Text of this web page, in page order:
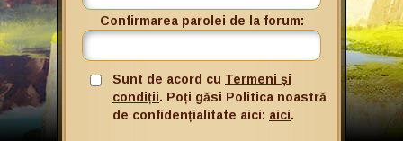
Confirmarea parolei de la forum:
Sunt de acord cu Termeni și
condiții. Poți găsi Politica noastră
de confidențialitate aici: aici.